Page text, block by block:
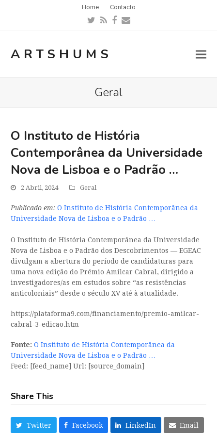
Home Contacto
Twitter
RSSFacebook
Email
ARTSHUMS
Geral
O Instituto de História
Contemporânea da Universidade
Nova de Lisboa e o Padrão …
2 Abril, 2024 Geral
Publicado em: O Instituto de História Contemporânea da
Universidade Nova de Lisboa e o Padrão …
O Instituto de História Contemporânea da Universidade
Nova de Lisboa e o Padrão dos Descobrimentos — EGEAC
divulgam a abertura do período de candidaturas para
uma nova edição do Prémio Amílcar Cabral, dirigido a
investigadores/as em estudos sobre “as resistências
anticoloniais” desde o século XV até à atualidade.
https://plataforma9.com/financiamento/premio-amilcar-
cabral-3-edicao.htm
Fonte: O Instituto de História Contemporânea da
Universidade Nova de Lisboa e o Padrão …
Feed: [feed_name] Url: [source_domain]
Share This
Twitter Facebook LinkedIn Email